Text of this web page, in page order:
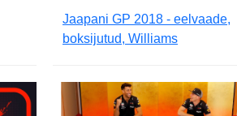
Jaapani GP 2018 - eelvaade,
boksijutud, Williams